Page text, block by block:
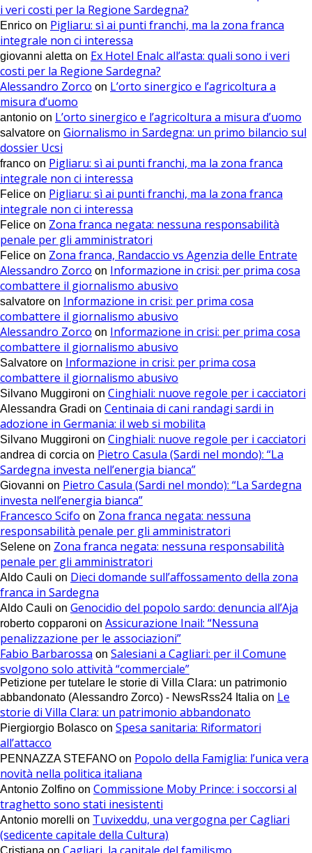
i veri costi per la Regione Sardegna?
Enrico on Pigliaru: sì ai punti franchi, ma la zona franca
integrale non ci interessa
giovanni aletta on Ex Hotel Enalc all’asta: quali sono i veri
costi per la Regione Sardegna?
Alessandro Zorco on L’orto sinergico e l’agricoltura a
misura d’uomo
antonio on L’orto sinergico e l’agricoltura a misura d’uomo
salvatore on Giornalismo in Sardegna: un primo bilancio sul
dossier Ucsi
franco on Pigliaru: sì ai punti franchi, ma la zona franca
integrale non ci interessa
Felice on Pigliaru: sì ai punti franchi, ma la zona franca
integrale non ci interessa
Felice on Zona franca negata: nessuna responsabilità
penale per gli amministratori
Felice on Zona franca, Randaccio vs Agenzia delle Entrate
Alessandro Zorco on Informazione in crisi: per prima cosa
combattere il giornalismo abusivo
salvatore on Informazione in crisi: per prima cosa
combattere il giornalismo abusivo
Alessandro Zorco on Informazione in crisi: per prima cosa
combattere il giornalismo abusivo
Salvatore on Informazione in crisi: per prima cosa
combattere il giornalismo abusivo
Silvano Muggironi on Cinghiali: nuove regole per i cacciatori
Alessandra Gradi on Centinaia di cani randagi sardi in
adozione in Germania: il web si mobilita
Silvano Muggironi on Cinghiali: nuove regole per i cacciatori
andrea di corcia on Pietro Casula (Sardi nel mondo): “La
Sardegna investa nell’energia bianca”
Giovanni on Pietro Casula (Sardi nel mondo): “La Sardegna
investa nell’energia bianca”
Francesco Scifo on Zona franca negata: nessuna
responsabilità penale per gli amministratori
Selene on Zona franca negata: nessuna responsabilità
penale per gli amministratori
Aldo Cauli on Dieci domande sull’affossamento della zona
franca in Sardegna
Aldo Cauli on Genocidio del popolo sardo: denuncia all’Aja
roberto copparoni on Assicurazione Inail: “Nessuna
penalizzazione per le associazioni”
Fabio Barbarossa on Salesiani a Cagliari: per il Comune
svolgono solo attività “commerciale”
Petizione per tutelare le storie di Villa Clara: un patrimonio
abbandonato (Alessandro Zorco) - NewsRss24 Italia on Le
storie di Villa Clara: un patrimonio abbandonato
Piergiorgio Bolasco on Spesa sanitaria: Riformatori
all’attacco
PENNAZZA STEFANO on Popolo della Famiglia: l’unica vera
novità nella politica italiana
Antonio Zolfino on Commissione Moby Prince: i soccorsi al
traghetto sono stati inesistenti
Antonio morelli on Tuvixeddu, una vergogna per Cagliari
(sedicente capitale della Cultura)
Cristiana on